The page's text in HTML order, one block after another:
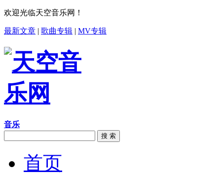
欢迎光临天空音乐网！
最新文章 | 歌曲专辑 | MV专辑
音乐
搜 索
首页